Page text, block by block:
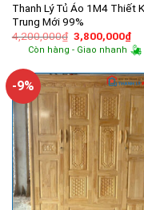
Thanh Lý Tủ Áo 1M4 Thiết
Trung Mới 99%
4,200,000₫ Giá
gốc
là:
3,800,000₫Giá
hiện
tại
Còn hàng - Giao nhanh
-9%